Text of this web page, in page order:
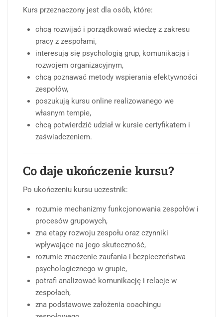
Kurs przeznaczony jest dla osób, które:
chcą rozwijać i porządkować wiedzę z zakresu
pracy z zespołami,
interesują się psychologią grup, komunikacją i
rozwojem organizacyjnym,
chcą poznawać metody wspierania efektywności
zespołów,
poszukują kursu online realizowanego we
własnym tempie,
chcą potwierdzić udział w kursie certyfikatem i
zaświadczeniem.
Co daje ukończenie kursu?
Po ukończeniu kursu uczestnik:
rozumie mechanizmy funkcjonowania zespołów i
procesów grupowych,
zna etapy rozwoju zespołu oraz czynniki
wpływające na jego skuteczność,
rozumie znaczenie zaufania i bezpieczeństwa
psychologicznego w grupie,
potrafi analizować komunikację i relacje w
zespołach,
zna podstawowe założenia coachingu